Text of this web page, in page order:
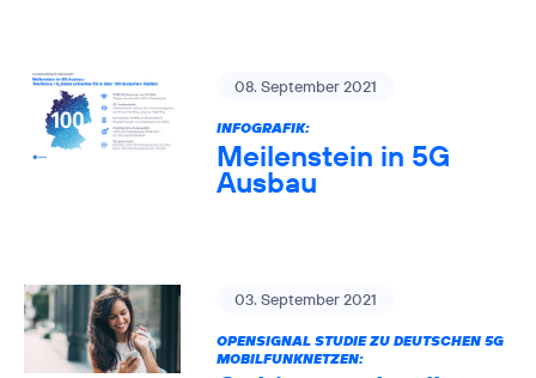
08. September 2021
INFOGRAFIK:
Meilenstein in 5G
Ausbau
03. September 2021
OPENSIGNAL STUDIE ZU DEUTSCHEN 5G
MOBILFUNKNETZEN: